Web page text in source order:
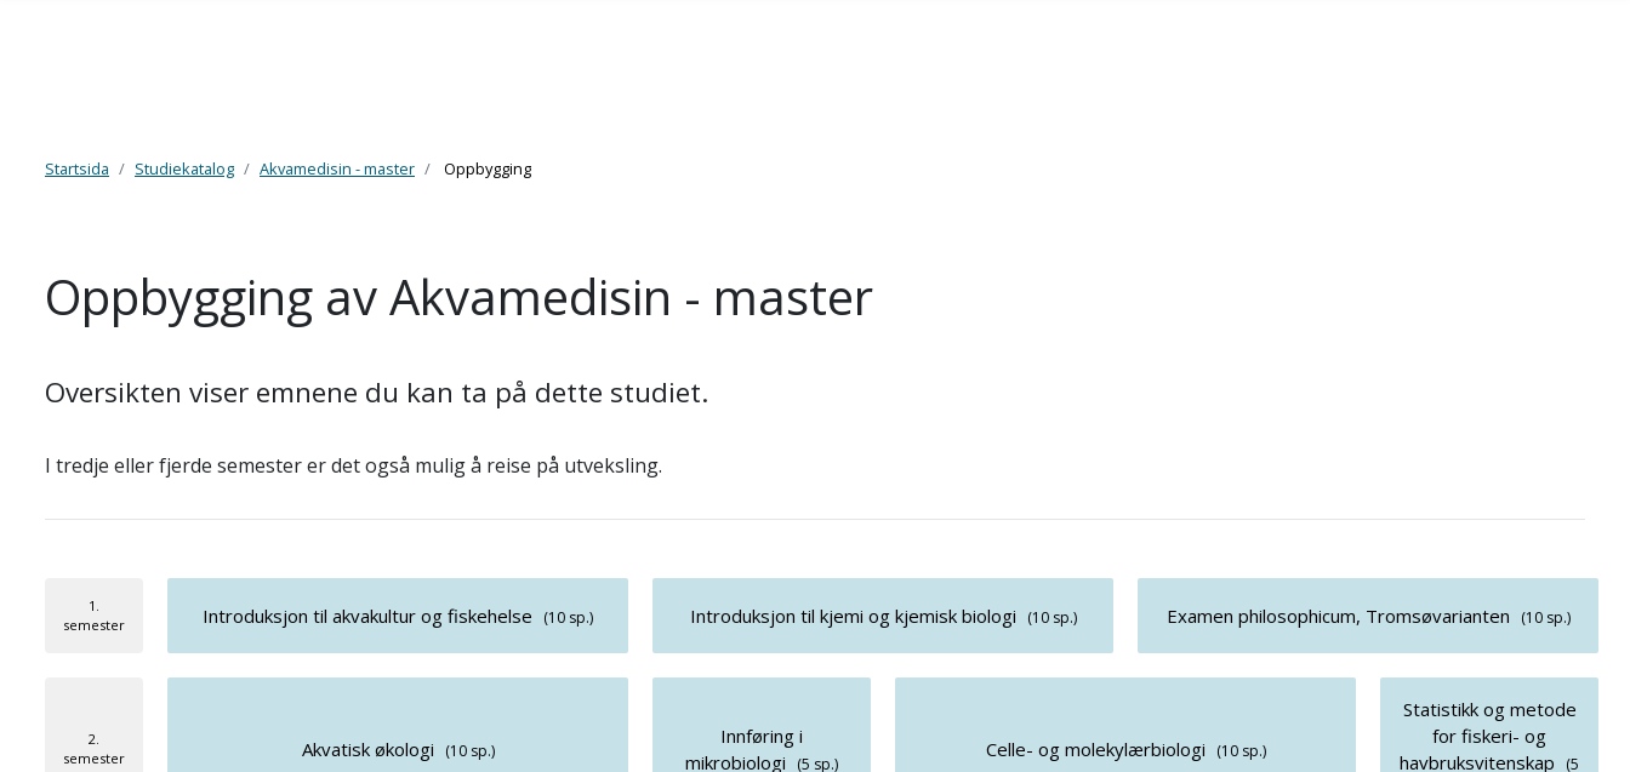
Startsida Studiekatalog Akvamedisin - master Oppbygging
Oppbygging av Akvamedisin - master
Oversikten viser emnene du kan ta på dette studiet.
I tredje eller fjerde semester er det også mulig å reise på utveksling.
1.
semester
2.
semester
Introduksjon til akvakultur og fiskehelse (10 sp.) Introduksjon til kjemi og kjemisk biologi (10 sp.) Examen philosophicum, Tromsøvarianten (10 sp.)
Akvatisk økologi (10 sp.)
Innføring i
mikrobiologi
(5 sp.)
Celle- og molekylærbiologi (10 sp.)
Statistikk og metode
for fiskeri- og
havbruksvitenskap
(5